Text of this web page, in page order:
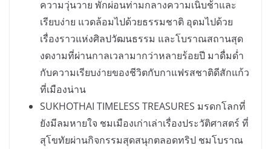
ความวุ่นวาย พักผ่อนท่ามกลางความเนิบช้าและ
เรียบง่าย แวดล้อมไปด้วยธรรมชาติ อุดมไปด้วย
เรื่องราวแห่งศิลปวัฒนธรรม และโบราณสถานสุด
งดงามที่ผ่านกาลเวลามากว่าหลายร้อยปี มาดื่มด่ำ
กับความเรียบง่ายของชีวิตกับกาแฟรสชาติดีสักแก้ว
ที่เมืองน่าน
SUKHOTHAI TIMELESS TREASURES มรดกโลกที่
ยังมีลมหายใจ ชมเมืองเก่าเล่าเรื่องประวัติศาสตร์ ที่
สุโขทัยผ่านกิจกรรมสุดสนุกตลอดทริป ชมโบราณ